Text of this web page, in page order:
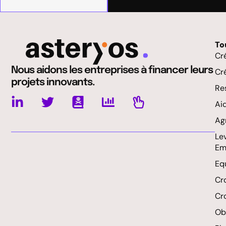
Nous aidons les entreprises à financer leurs
projets innovants.